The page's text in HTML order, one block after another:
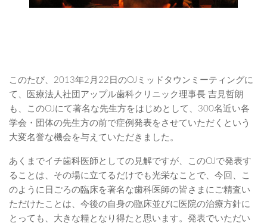
このたび、2013年2月22日のOJミッドタウンミーティングに
て、医療法人社団アップル歯科クリニック理事長 吉見哲朗
も、このOJにて著名な先生方をはじめとして、300名近い各
学会・団体の先生方の前で症例発表をさせていただくという
大変名誉な機会を与えていただきました。
あくまでイチ歯科医師としての見解ですが、このOJで発表す
ることは、その場に立てるだけでも光栄なことで、今回、こ
のように日ごろの臨床を著名な歯科医師の皆さまにご精査い
ただけたことは、今後の自身の臨床並びに医院の治療方針に
とっても、大きな糧となり得たと思います。発表でいただい